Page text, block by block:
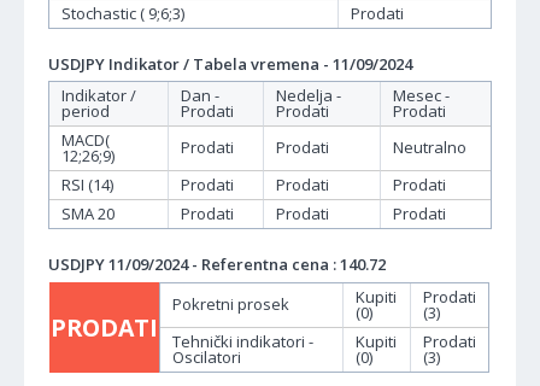
Stochastic ( 9;6;3)
Prodati
USDJPY Indikator / Tabela vremena - 11/09/2024
Indikator /
period
Dan -
Prodati
Nedelja -
Prodati
Mesec -
Prodati
MACD(
12;26;9) Prodati Prodati
Neutralno
RSI (14)
Prodati Prodati
Prodati
SMA 20
Prodati Prodati Prodati
USDJPY 11/09/2024 - Referentna cena : 140.72
PRODATI
Pokretni prosek Kupiti
(0)
Prodati
(3)
Tehnički indikatori -
Oscilatori
Kupiti
(0)
Prodati
(3)